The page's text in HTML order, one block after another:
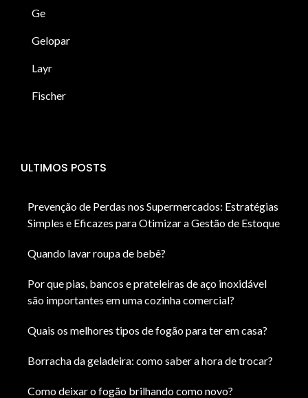
Ge
Gelopar
Layr
Fischer
ULTIMOS POSTS
Prevenção de Perdas nos Supermercados: Estratégias
Simples e Eficazes para Otimizar a Gestão de Estoque
Quando lavar roupa de bebê?
Por que pias, bancos e prateleiras de aço inoxidável
são importantes em uma cozinha comercial?
Quais os melhores tipos de fogão para ter em casa?
Borracha da geladeira: como saber a hora de trocar?
Como deixar o fogão brilhando como novo?